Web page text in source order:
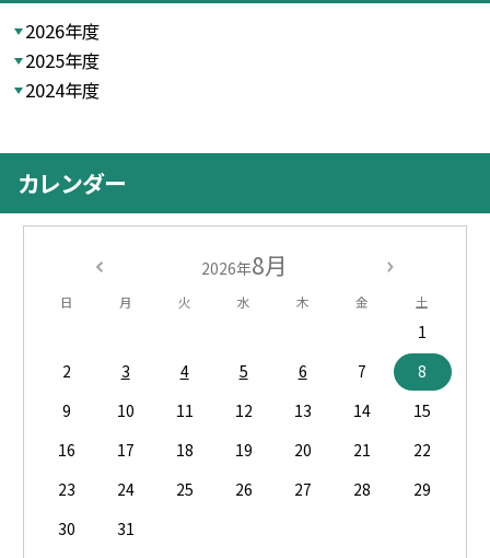
2026年度
2025年度
2024年度
カレンダー
2026年8月
日 月 火 水 木 金 土
1
2
3 4 5 6 7
8
9
10 11 12 13 14
15
16
17 18 19 20 21
22
23
24 25 26 27 28
29
30
31